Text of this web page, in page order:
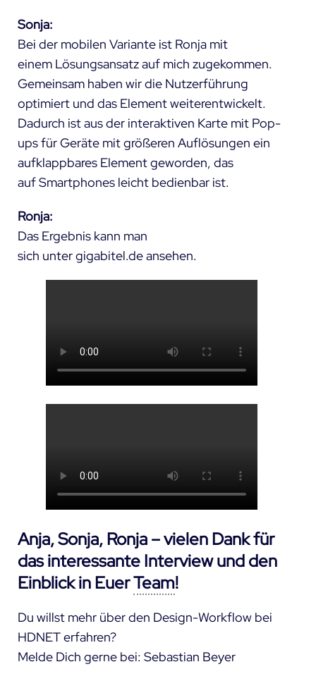
Sonja:
Bei der mobilen Variante ist Ronja mit
einem Lösungsansatz auf mich zugekommen.
Gemeinsam haben wir die Nutzerführung
optimiert und das Element weiterentwickelt.
Dadurch ist aus der interaktiven Karte mit Pop-
ups für Geräte mit größeren Auflösungen ein
aufklappbares Element geworden, das
auf Smartphones leicht bedienbar ist.
Ronja:
Das Ergebnis kann man
sich untergigabitel.deansehen.
Anja, Sonja, Ronja – vielen Dank für
das interessante Interview und den
Einblick in EuerTeam!
Du willst mehr über den Design-Workflow bei
HDNET erfahren?
Melde Dich gerne bei: Sebastian Beyer